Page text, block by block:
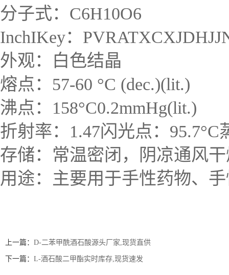
分子式：C6H10O6
InchIKey：
外观：白色结晶
熔点：57-60 °C (dec.)(lit.)
沸点：158°C0.2mmHg(lit.)
折射率：1.47闪光点：95.7°C
存储：常温密闭，阴凉通风
用途：主要用于手性药物、
上一篇： D-二苯甲酰酒石酸源头厂家,现货直供
下一篇： L-酒石酸二甲酯实时库存,现货速发